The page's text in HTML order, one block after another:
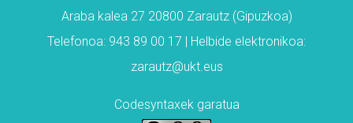
Araba kalea 27 20800 Zarautz (Gipuzkoa)
Telefonoa: 943 89 00 17 | Helbide elektronikoa:
zarautz@ukt.eus
Codesyntaxek garatua